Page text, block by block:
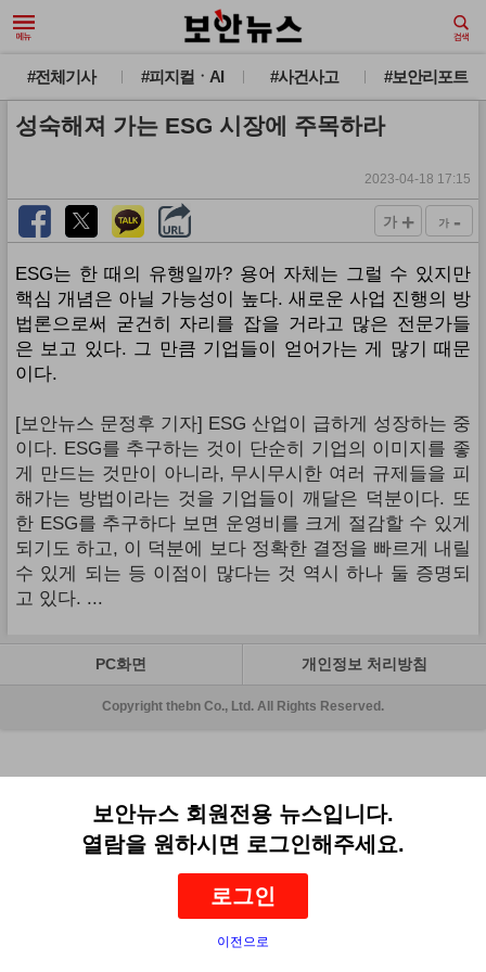
#전체기사 #피지컬ㆍAI #사건사고 #보안리포트
보안뉴스 회원전용 뉴스입니다.
열람을 원하시면 로그인해주세요.
로그인
이전으로
성숙해져 가는 ESG 시장에 주목하라
2023-04-18 17:15
가 + 가 -
ESG는 한 때의 유행일까? 용어 자체는 그럴 수 있지만
핵심 개념은 아닐 가능성이 높다. 새로운 사업 진행의 방
법론으로써 굳건히 자리를 잡을 거라고 많은 전문가들
은 보고 있다. 그 만큼 기업들이 얻어가는 게 많기 때문
이다.
[보안뉴스 문정후 기자] ESG 산업이 급하게 성장하는 중
이다. ESG를 추구하는 것이 단순히 기업의 이미지를 좋
게 만드는 것만이 아니라, 무시무시한 여러 규제들을 피
해가는 방법이라는 것을 기업들이 깨달은 덕분이다. 또
한 ESG를 추구하다 보면 운영비를 크게 절감할 수 있게
되기도 하고, 이 덕분에 보다 정확한 결정을 빠르게 내릴
수 있게 되는 등 이점이 많다는 것 역시 하나 둘 증명되
고 있다. ...
PC화면 개인정보 처리방침
Copyright thebn Co., Ltd. All Rights Reserved.